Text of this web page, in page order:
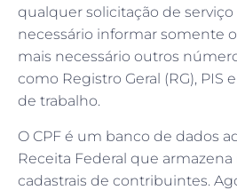
qualquer solicitação de
necessário informar somente
mais necessário outros
como Registro Geral (RG), PIS
de trabalho.
O CPF é um banco de dados
Receita Federal que
cadastrais de contribuintes.